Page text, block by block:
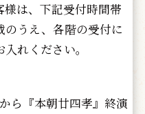
様は、下記受付時間帯
のうえ、各階の受付に
れください。
ら『本朝廿四孝』終演